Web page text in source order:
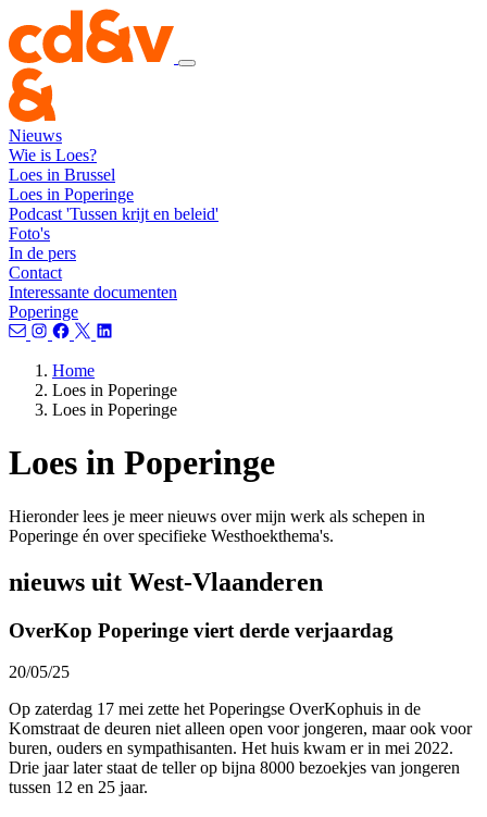
Nieuws
Wie is Loes?
Loes in Brussel
Loes in Poperinge
Podcast 'Tussen krijt en beleid'
Foto's
In de pers
Contact
Interessante documenten
Poperinge
Home
Loes in Poperinge
Loes in Poperinge
Loes in Poperinge
Hieronder lees je meer nieuws over mijn werk als schepen in
Poperinge én over specifieke Westhoekthema's.
nieuws uit West-Vlaanderen
OverKop Poperinge viert derde verjaardag
20/05/25
Op zaterdag 17 mei zette het Poperingse OverKophuis in de
Komstraat de deuren niet alleen open voor jongeren, maar ook voor
buren, ouders en sympathisanten. Het huis kwam er in mei 2022.
Drie jaar later staat de teller op bijna 8000 bezoekjes van jongeren
tussen 12 en 25 jaar.